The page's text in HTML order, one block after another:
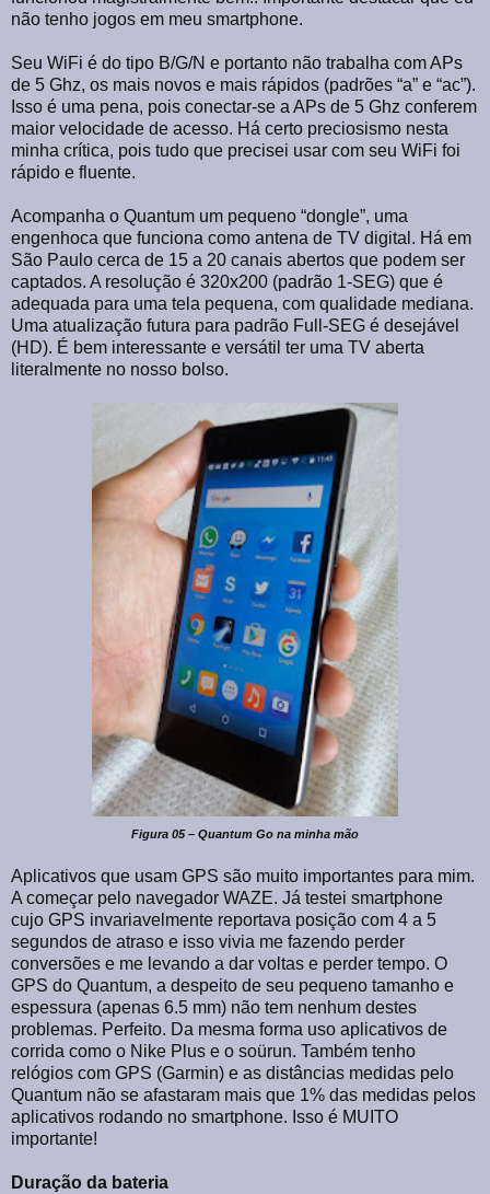
não tenho jogos em meu smartphone.
Seu WiFi é do tipo B/G/N e portanto não trabalha com APs
de 5 Ghz, os mais novos e mais rápidos (padrões “a” e “ac”).
Isso é uma pena, pois conectar-se a APs de 5 Ghz conferem
maior velocidade de acesso. Há certo preciosismo nesta
minha crítica, pois tudo que precisei usar com seu WiFi foi
rápido e fluente.
Acompanha o Quantum um pequeno “dongle”, uma
engenhoca que funciona como antena de TV digital. Há em
São Paulo cerca de 15 a 20 canais abertos que podem ser
captados. A resolução é 320x200 (padrão 1-SEG) que é
adequada para uma tela pequena, com qualidade mediana.
Uma atualização futura para padrão Full-SEG é desejável
(HD). É bem interessante e versátil ter uma TV aberta
literalmente no nosso bolso.
Figura 05 – Quantum Go na minha mão
Aplicativos que usam GPS são muito importantes para mim.
A começar pelo navegador WAZE. Já testei smartphone
cujo GPS invariavelmente reportava posição com 4 a 5
segundos de atraso e isso vivia me fazendo perder
conversões e me levando a dar voltas e perder tempo. O
GPS do Quantum, a despeito de seu pequeno tamanho e
espessura (apenas 6.5 mm) não tem nenhum destes
problemas. Perfeito. Da mesma forma uso aplicativos de
corrida como o Nike Plus e o soürun. Também tenho
relógios com GPS (Garmin) e as distâncias medidas pelo
Quantum não se afastaram mais que 1% das medidas pelos
aplicativos rodando no smartphone. Isso é MUITO
importante!
Duração da bateria